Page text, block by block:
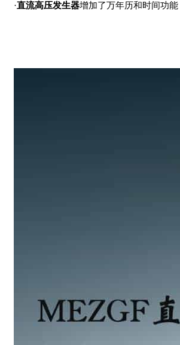
·直流高压发生器增加了万年历和时间功